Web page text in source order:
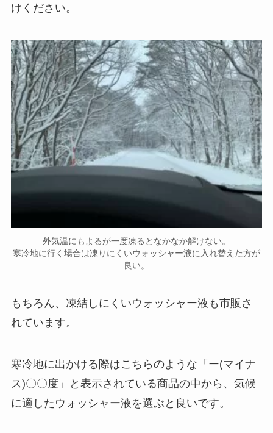
けください。
外気温にもよるが一度凍るとなかなか解けない。
寒冷地に行く場合は凍りにくいウォッシャー液に入れ替えた方が
良い。
もちろん、凍結しにくいウォッシャー液も市販さ
れています。
寒冷地に出かける際はこちらのような「ー(マイナ
ス)〇〇度」と表示されている商品の中から、気候
に適したウォッシャー液を選ぶと良いです。